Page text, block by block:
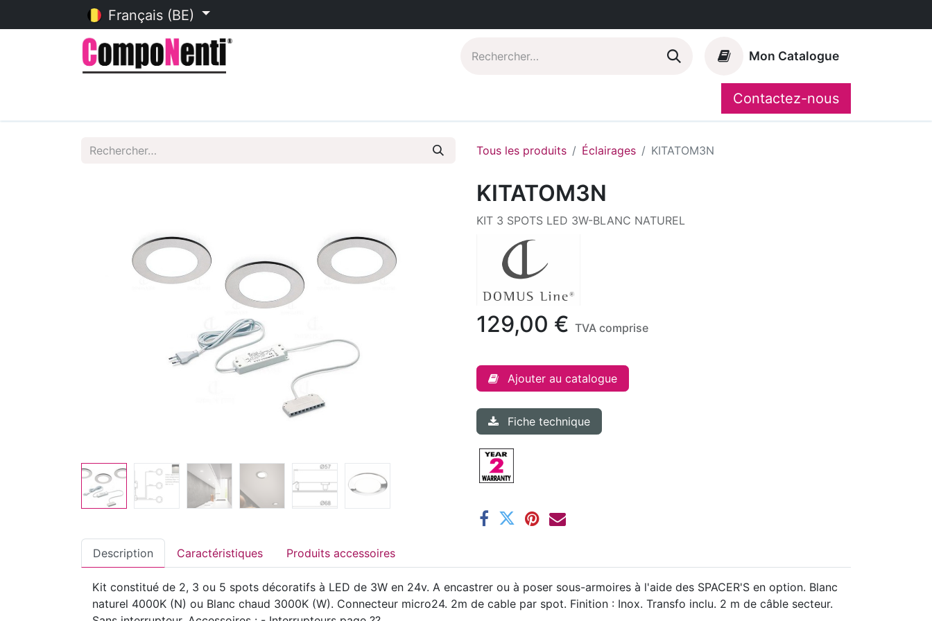
Français (BE)
Mon Catalogue
CompoShop
Contactez-nous
Tous les produits Éclairages KITATOM3N
KITATOM3N
KIT 3 SPOTS LED 3W-BLANC NATUREL
129,00 € TVA comprise
Ajouter au catalogue
Fiche technique
Description Caractéristiques Produits accessoires
Kit constitué de 2, 3 ou 5 spots décoratifs à LED de 3W en 24v. A encastrer ou à poser sous-armoires à l'aide des SPACER'S en option. Blanc
naturel 4000K (N) ou Blanc chaud 3000K (W). Connecteur micro24. 2m de cable par spot. Finition : Inox. Transfo inclu. 2 m de câble secteur.